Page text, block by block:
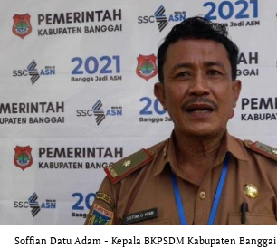
Soffian Datu Adam - Kepala BKPSDM Kabupaten Banggai